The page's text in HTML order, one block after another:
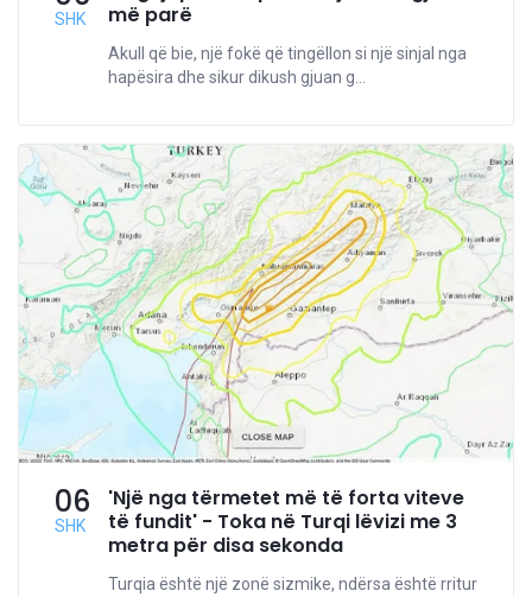
SHK
më parë
Akull që bie, një fokë që tingëllon si një sinjal nga
hapësira dhe sikur dikush gjuan g...
06
SHK
'Një nga tërmetet më të forta viteve
të fundit' - Toka në Turqi lëvizi me 3
metra për disa sekonda
Turqia është një zonë sizmike, ndërsa është rritur